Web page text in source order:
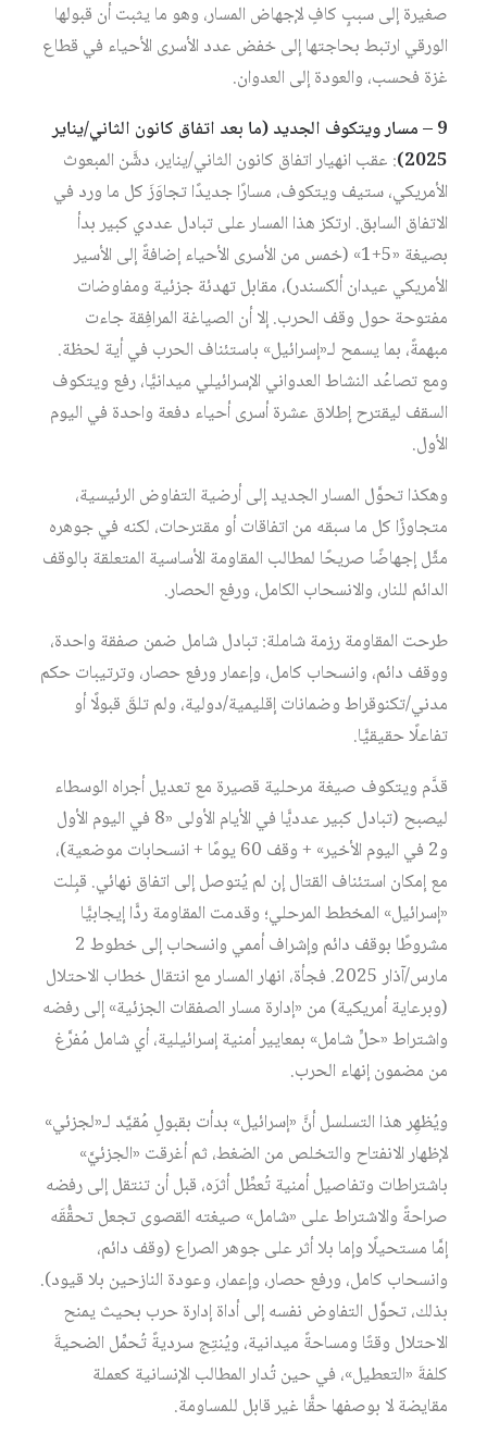
صغيرة إلى سببٍ كافٍ لإجهاض المسار، وهو ما يثبت أن قبولها
الورقي ارتبط بحاجتها إلى خفض عدد الأسرى الأحياء في قطاع
غزة فحسب، والعودة إلى العدوان.
9 – مسار ويتكوف الجديد (ما بعد اتفاق كانون الثاني/يناير
2025) : عقب انهيار اتفاق كانون الثاني/يناير، دشَّن المبعوث
الأمريكي، ستيف ويتكوف، مسارًا جديدًا تجاوَزَ كل ما ورد في
الاتفاق السابق. ارتكز هذا المسار على تبادل عددي كبير بدأ
بصيغة «5+1» (خمس من الأسرى الأحياء إضافةً إلى الأسير
الأمريكي عيدان ألكسندر)، مقابل تهدئة جزئية ومفاوضات
مفتوحة حول وقف الحرب. إلا أن الصياغة المرافِقة جاءت
مبهمةً، بما يسمح لـ«إسرائيل» باستئناف الحرب في أية لحظة.
ومع تصاعُد النشاط العدواني الإسرائيلي ميدانيًّا، رفع ويتكوف
السقف ليقترح إطلاق عشرة أسرى أحياء دفعة واحدة في اليوم
الأول.
وهكذا تحوَّل المسار الجديد إلى أرضية التفاوض الرئيسية،
متجاوزًا كل ما سبقه من اتفاقات أو مقترحات، لكنه في جوهره
مثَّل إجهاضًا صريحًا لمطالب المقاومة الأساسية المتعلقة بالوقف
الدائم للنار، والانسحاب الكامل، ورفع الحصار.
طرحت المقاومة رزمة شاملة: تبادل شامل ضمن صفقة واحدة،
ووقف دائم، وانسحاب كامل، وإعمار ورفع حصار، وترتيبات حكم
مدني/تكنوقراط وضمانات إقليمية/دولية، ولم تلقَ قبولًا أو
تفاعلًا حقيقيًّا.
قدَّم ويتكوف صيغة مرحلية قصيرة مع تعديل أجراه الوسطاء
ليصبح (تبادل كبير عدديًّا في الأيام الأولى «8 في اليوم الأول
و2 في اليوم الأخير» + وقف 60 يومًا + انسحابات موضعية)،
مع إمكان استئناف القتال إن لم يُتوصل إلى اتفاق نهائي. قبِلت
«إسرائيل» المخطط المرحلي؛ وقدمت المقاومة ردًّا إيجابيًّا
مشروطًا بوقف دائم وإشراف أممي وانسحاب إلى خطوط 2
مارس/آذار 2025. فجأة، انهار المسار مع انتقال خطاب الاحتلال
(وبرعاية أمريكية) من «إدارة مسار الصفقات الجزئية» إلى رفضه
واشتراط «حلٍّ شامل» بمعايير أمنية إسرائيلية، أي شامل مُفرَّغ
من مضمون إنهاء الحرب.
ويُظهِر هذا التسلسل أنَّ «إسرائيل» بدأت بقبولٍ مُقيَّد لـ«لجزئي»
لإظهار الانفتاح والتخلص من الضغط، ثم أغرقت «الجزئيَّ»
باشتراطات وتفاصيل أمنية تُعطِّل أثرَه، قبل أن تنتقل إلى رفضه
صراحةً والاشتراط على «شامل» صيغته القصوى تجعل تحقُّقَه
إمَّا مستحيلًا وإما بلا أثر على جوهر الصراع (وقف دائم،
وانسحاب كامل، ورفع حصار، وإعمار، وعودة النازحين بلا قيود).
بذلك، تحوَّل التفاوض نفسه إلى أداة إدارة حرب بحيث يمنح
الاحتلال وقتًا ومساحةً ميدانية، ويُنتِج سرديةً تُحمِّل الضحيةَ
كلفةَ «التعطيل»، في حين تُدار المطالب الإنسانية كعملة
مقايضة لا بوصفها حقًّا غير قابل للمساومة.